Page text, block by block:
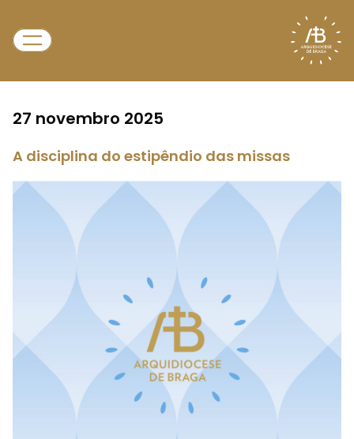
27 novembro 2025
A disciplina do estipêndio das missas